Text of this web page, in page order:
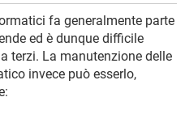
fa generalmente parte
ed è dunque difficile
terzi. La manutenzione delle
invece può esserlo,